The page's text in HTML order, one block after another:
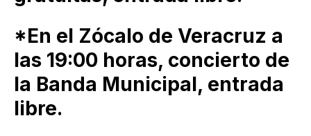
*En el Zócalo de Veracruz a
las 19:00 horas, concierto de
la Banda Municipal, entrada
libre.